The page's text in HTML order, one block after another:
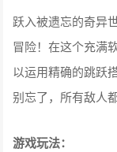
跃入被遗忘的奇异
冒险！在这个充满
以运用精确的跳跃
别忘了，所有敌人
游戏玩法：